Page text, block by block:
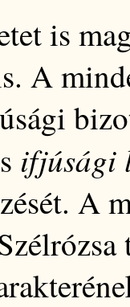
is
A
ifjúsági
A